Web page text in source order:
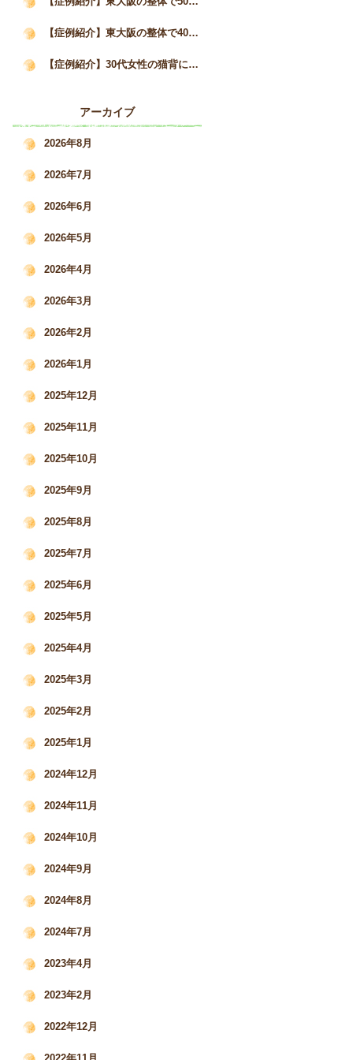
【症例紹介】東大阪の整体で40代女性の猫背・巻き肩を改善｜慢性的な肩こりと疲労感の変化｜姿勢矯正院スタイルケア
【症例紹介】30代女性の猫背による肩こり・腰痛を根本改善した施術事例｜姿勢矯正院スタイルケア
アーカイブ
2026年8月
2026年7月
2026年6月
2026年5月
2026年4月
2026年3月
2026年2月
2026年1月
2025年12月
2025年11月
2025年10月
2025年9月
2025年8月
2025年7月
2025年6月
2025年5月
2025年4月
2025年3月
2025年2月
2025年1月
2024年12月
2024年11月
2024年10月
2024年9月
2024年8月
2024年7月
2023年4月
2023年2月
2022年12月